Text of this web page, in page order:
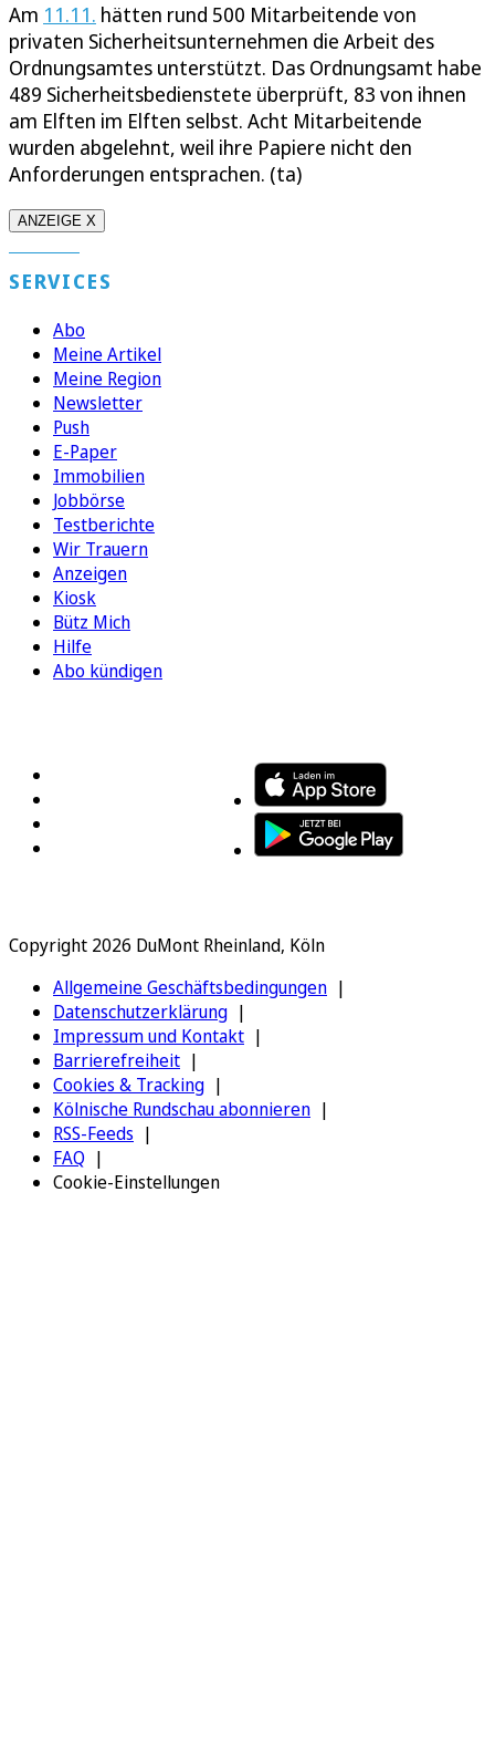
Am 11.11. hätten rund 500 Mitarbeitende von
privaten Sicherheitsunternehmen die Arbeit des
Ordnungsamtes unterstützt. Das Ordnungsamt habe
489 Sicherheitsbedienstete überprüft, 83 von ihnen
am Elften im Elften selbst. Acht Mitarbeitende
wurden abgelehnt, weil ihre Papiere nicht den
Anforderungen entsprachen. (ta)
ANZEIGE X
SERVICES
Abo
Meine Artikel
Meine Region
Newsletter
Push
E-Paper
Immobilien
Jobbörse
Testberichte
Wir Trauern
Anzeigen
Kiosk
Bütz Mich
Hilfe
Abo kündigen
Copyright 2026 DuMont Rheinland, Köln
Allgemeine Geschäftsbedingungen
Datenschutzerklärung
Impressum und Kontakt
Barrierefreiheit
Cookies & Tracking
Kölnische Rundschau abonnieren
RSS-Feeds
FAQ
Cookie-Einstellungen